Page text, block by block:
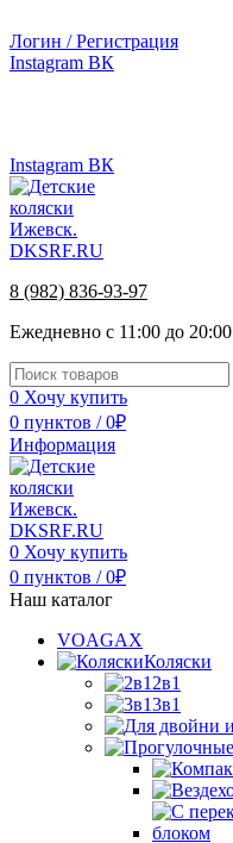
Логин / Регистрация
Instagram ВК
Instagram ВК
8 (982) 836-93-97
Ежедневно с 11:00 до 20:00
0 Хочу купить
0 пунктов / 0₽
Информация
0 Хочу купить
0 пунктов / 0₽
Наш каталог
VOAGAX
Коляски
2в1
3в1